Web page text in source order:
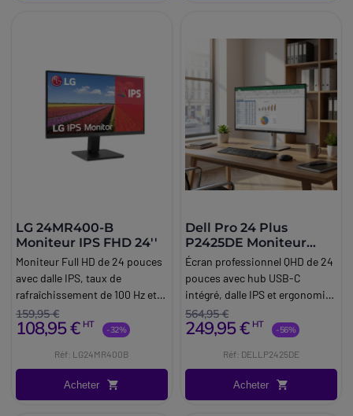
LG 24MR400-B
Moniteur IPS FHD 24''
Moniteur Full HD de 24 pouces
avec dalle IPS, taux de
rafraîchissement de 100 Hz et
connexion HDMI, idéal pour le
travail au bureau, le télétravail
159,95 €
108,95 € HT -32%
Réf: LG24MR400B
Acheter
Dell Pro 24 Plus
P2425DE Moniteur
USB-C QHD
Écran professionnel QHD de 24
pouces avec hub USB-C
intégré, dalle IPS et ergonomie
avancée, destiné aux postes de
travail modernes et à la
564,95 €
249,95 € HT -56%
Réf: DELLP2425DE
Acheter